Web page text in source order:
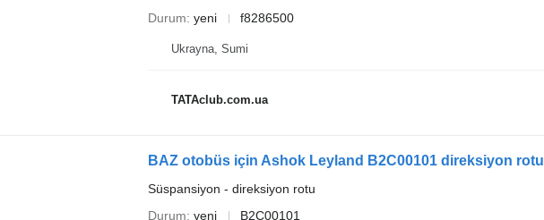
Durum yeni f8286500
Ukrayna, Sumi
TATAclub.com.ua
BAZ otobüs için Ashok Leyland B2C00101 direksiyon rotu
Süspansiyon - direksiyon rotu
Durum yeni B2C00101